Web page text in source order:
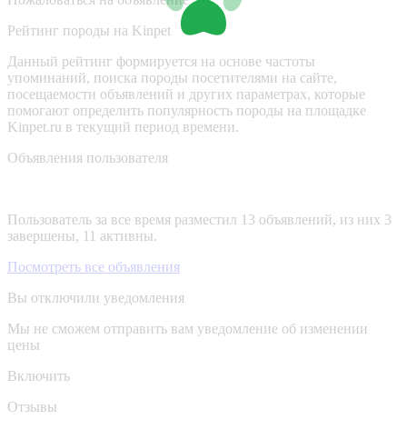
Рейтинг породы на Kinpet
Данный рейтинг формируется на основе частоты
упоминаний, поиска породы посетителями на сайте,
посещаемости объявлений и других параметрах, которые
помогают определить популярность породы на площадке
Kinpet.ru в текущий период времени.
Объявления пользователя
Пользователь за все время разместил 13 объявлений, из них 3
завершены, 11 активны.
Посмотреть все объявления
Вы отключили уведомления
Мы не сможем отправить вам уведомление об изменении
цены
Включить
Отзывы